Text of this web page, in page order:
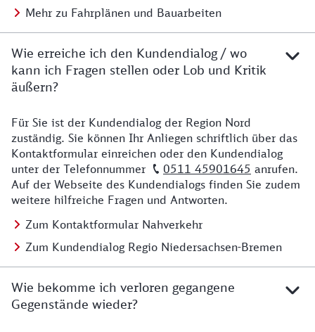
Mehr zu Fahrplänen und Bauarbeiten
Wie erreiche ich den Kundendialog / wo
kann ich Fragen stellen oder Lob und Kritik
äußern?
Details zu Kontakt
Für Sie ist der Kundendialog der Region Nord
zuständig. Sie können Ihr Anliegen schriftlich über das
Kontaktformular einreichen oder den Kundendialog
unter der Telefonnummer
0511 45901645 anrufen.
Auf der Webseite des Kundendialogs finden Sie zudem
weitere hilfreiche Fragen und Antworten.
Zum Kontaktformular Nahverkehr
Zum Kundendialog Regio Niedersachsen-Bremen
Wie bekomme ich verloren gegangene
Gegenstände wieder?